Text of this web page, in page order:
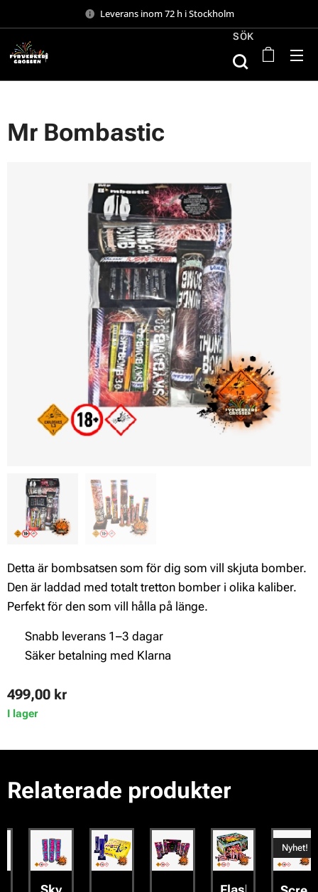
Leverans inom 72 h i Stockholm
SÖK
Mr Bombastic
Detta är bombsatsen som för dig som vill skjuta bomber.
Den är laddad med totalt tretton bomber i olika kaliber.
Perfekt för den som vill hålla på länge.
✔ Snabb leverans 1–3 dagar
✔ Säker betalning med Klarna
499,00 kr
I lager
Relaterade produkter
Nyhet!